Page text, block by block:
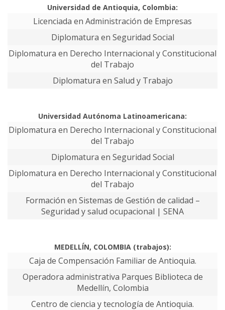
Universidad de Antioquia, Colombia:
Licenciada en Administración de Empresas
Diplomatura en Seguridad Social
Diplomatura en Derecho Internacional y Constitucional
del Trabajo
Diplomatura en Salud y Trabajo
Universidad Autónoma Latinoamericana:
Diplomatura en Derecho Internacional y Constitucional
del Trabajo
Diplomatura en Seguridad Social
Diplomatura en Derecho Internacional y Constitucional
del Trabajo
Formación en Sistemas de Gestión de calidad –
Seguridad y salud ocupacional | SENA
MEDELLÍN, COLOMBIA (trabajos):
Caja de Compensación Familiar de Antioquia.
Operadora administrativa Parques Biblioteca de
Medellín, Colombia
Centro de ciencia y tecnología de Antioquia.